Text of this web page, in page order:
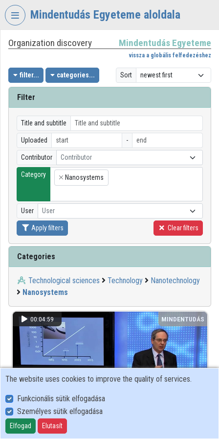
Skip header
Mindentudás Egyeteme aloldala
VIDEOTORIUM
MINDENTUDÁS
EGYETEME
Organization home
Log In
Organization discovery
Categories
Organization playlists
Organizations
Contributors
Organization discovery Mindentudás Egyeteme
vissza a globális felfedezéshez
filter... categories... Sort
Filter
Title and subtitle
Uploaded -
Contributor Contributor
Category
×
Nanosystems
User User
Apply filters Clear filters
Categories
Technological sciences Technology
Nanotechnology
Nanosystems
00:04:59 MINDENTUDÁS
Enciklopédia egy tű hegyén? – napjaink
The website uses cookies to improve the quality of services.
Funkcionális sütik elfogadása
Személyes sütik elfogadása
Elfogad Elutasít